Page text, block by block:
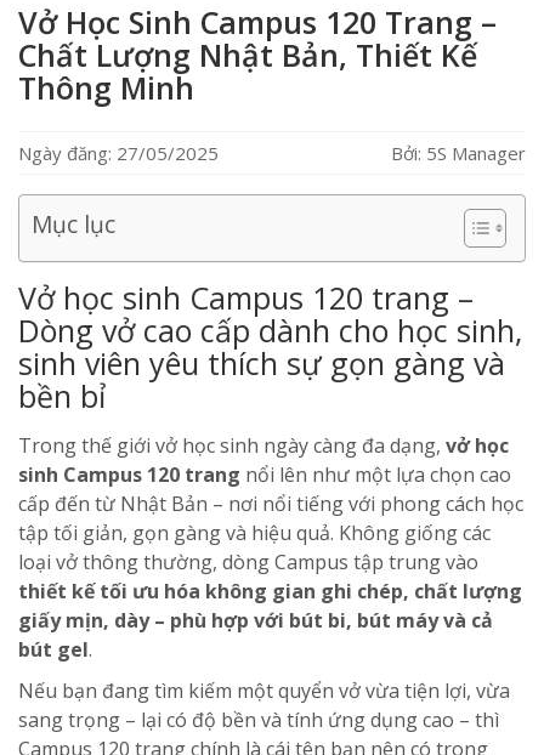
Vở Học Sinh Campus 120 Trang –
Chất Lượng Nhật Bản, Thiết Kế
Thông Minh
Ngày đăng: 27/05/2025 Bởi: 5S Manager
Mục lục
Vở học sinh Campus 120 trang –
Dòng vở cao cấp dành cho học sinh,
sinh viên yêu thích sự gọn gàng và
bền bỉ
Trong thế giới vở học sinh ngày càng đa dạng, vở học
sinh Campus 120 trang nổi lên như một lựa chọn cao
cấp đến từ Nhật Bản – nơi nổi tiếng với phong cách học
tập tối giản, gọn gàng và hiệu quả. Không giống các
loại vở thông thường, dòng Campus tập trung vào
thiết kế tối ưu hóa không gian ghi chép, chất lượng
giấy mịn, dày – phù hợp với bút bi, bút máy và cả
bút gel.
Nếu bạn đang tìm kiếm một quyển vở vừa tiện lợi, vừa
sang trọng – lại có độ bền và tính ứng dụng cao – thì
Campus 120 trang chính là cái tên bạn nên có trong